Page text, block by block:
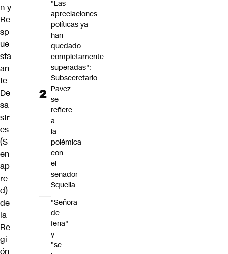
n y
Re
sp
ue
sta
an
te
De
sa
str
es
(S
en
ap
re
d)
de
la
Re
gi
"Las
apreciaciones
políticas ya
han
quedado
completamente
superadas":
Subsecretario
Pavez
se
refiere
a
la
polémica
con
el
senador
Squella
"Señora
de
feria"
y
"se